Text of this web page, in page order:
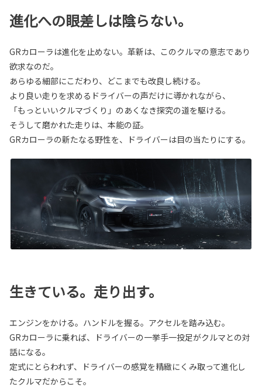
進化への眼差しは陰らない。
GRカローラは進化を止めない。革新は、このクルマの意志であり
欲求なのだ。
あらゆる細部にこだわり、どこまでも改良し続ける。
より良い走りを求めるドライバーの声だけに導かれながら、
「もっといいクルマづくり」のあくなき探究の道を駆ける。
そうして磨かれた走りは、本能の証。
GRカローラの新たなる野性を、ドライバーは目の当たりにする。
生きている。走り出す。
エンジンをかける。ハンドルを握る。アクセルを踏み込む。
GRカローラに乗れば、ドライバーの一挙手一投足がクルマとの対
話になる。
定式にとらわれず、ドライバーの感覚を精緻にくみ取って進化し
たクルマだからこそ。